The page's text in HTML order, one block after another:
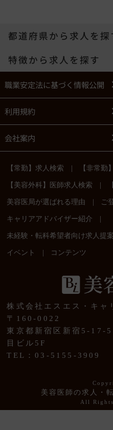
都道府県から求人を探
特徴から求人を探す
職業安定法に基づく情報公開
利用規約
会社案内
【常勤】求人検索 | 【非常勤
【美容外科】医師求人検索 |
美容医局が選ばれる理由 | ご
キャリアアドバイザー紹介 |
未経験・転科希望者向け求人提
イベント | コンテンツ
株式会社エスエス・キャ
〒160-0022
東京都新宿区新宿5-17-
目ビル5F
TEL：03-5155-3909
美容医師の求人・
All Rights